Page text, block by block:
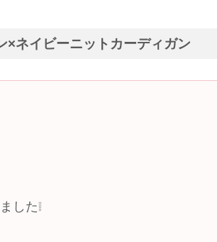
×ネイビーニットカーディガン
した❕